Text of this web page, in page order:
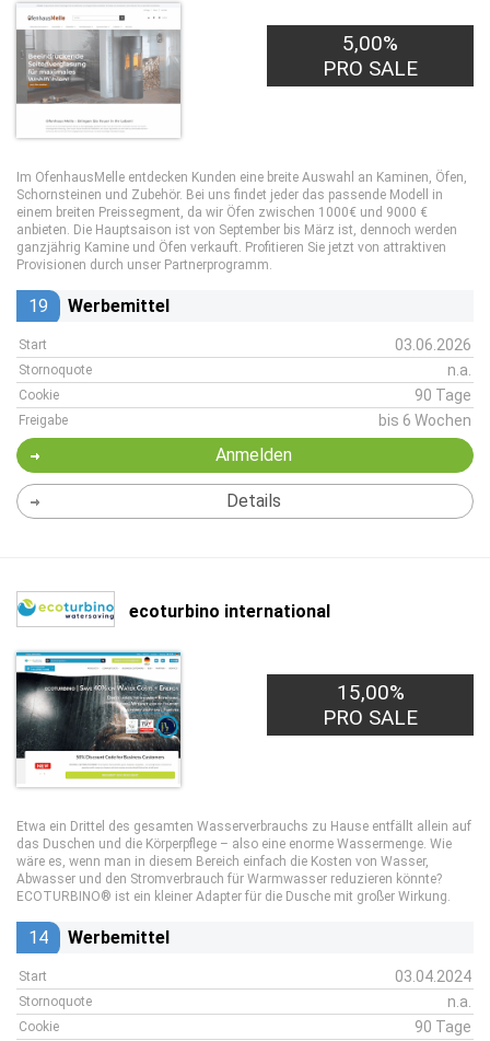
5,00%
PRO SALE
Im OfenhausMelle entdecken Kunden eine breite Auswahl an Kaminen, Öfen,
Schornsteinen und Zubehör. Bei uns findet jeder das passende Modell in
einem breiten Preissegment, da wir Öfen zwischen 1000€ und 9000 €
anbieten. Die Hauptsaison ist von September bis März ist, dennoch werden
ganzjährig Kamine und Öfen verkauft. Profitieren Sie jetzt von attraktiven
Provisionen durch unser Partnerprogramm.
19 Werbemittel
Start 03.06.2026
Stornoquote n.a.
Cookie 90 Tage
Freigabe bis 6 Wochen
Anmelden
Details
ecoturbino international
15,00%
PRO SALE
Etwa ein Drittel des gesamten Wasserverbrauchs zu Hause entfällt allein auf
das Duschen und die Körperpflege – also eine enorme Wassermenge. Wie
wäre es, wenn man in diesem Bereich einfach die Kosten von Wasser,
Abwasser und den Stromverbrauch für Warmwasser reduzieren könnte?
ECOTURBINO® ist ein kleiner Adapter für die Dusche mit großer Wirkung.
14 Werbemittel
Start 03.04.2024
Stornoquote n.a.
Cookie 90 Tage